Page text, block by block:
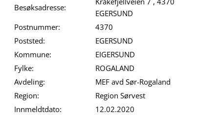
Besøksadresse:
EGERSUND
Postnummer:
4370
Poststed:
EGERSUND
Kommune:
EIGERSUND
Fylke:
ROGALAND
Avdeling:
MEF avd Sør-Rogaland
Region:
Region Sørvest
Innmeldtdato:
12.02.2020